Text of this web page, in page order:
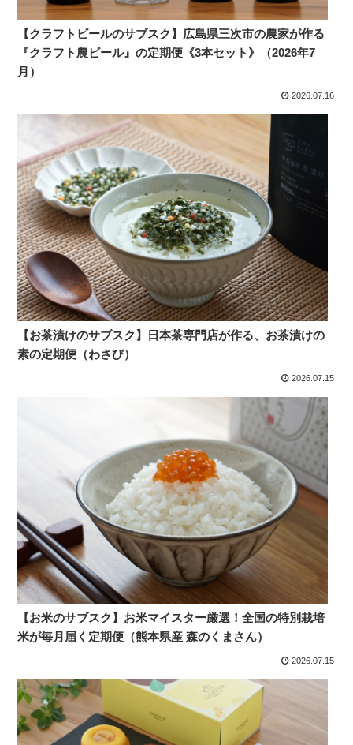
【クラフトビールのサブスク】広島県三次市の農家が作る
『クラフト農ビール』の定期便《3本セット》（2026年7
月）
2026.07.16
【お茶漬けのサブスク】日本茶専門店が作る、お茶漬けの
素の定期便（わさび）
2026.07.15
【お米のサブスク】お米マイスター厳選！全国の特別栽培
米が毎月届く定期便（熊本県産 森のくまさん）
2026.07.15